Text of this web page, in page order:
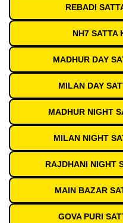
REBADI
NH7 SATTA
MADHUR DAY
MILAN DAY
MADHUR NIGHT
MILAN NIGHT
RAJDHANI NIGHT
MAIN BAZAR
GOVA PURI